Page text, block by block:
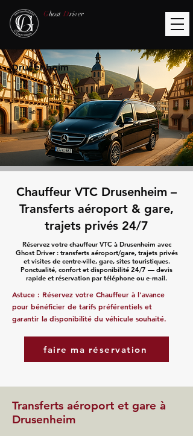
Ghost Driver
Drusenheim
Chauffeur VTC Drusenheim –
Transferts aéroport & gare,
trajets privés 24/7
Réservez votre chauffeur VTC à Drusenheim avec
Ghost Driver : transferts aéroport/gare, trajets privés
et visites de centre-ville, gare, sites touristiques.
Ponctualité, confort et disponibilité 24/7 — devis
rapide et réservation par téléphone ou e‑mail.
Astuce : Réservez votre Chauffeur à l'avance
pour bénéficier de tarifs préférentiels et
garantir la disponibilité du véhicule souhaité.
faire ma réservation
Transferts aéroport et gare à
Drusenheim